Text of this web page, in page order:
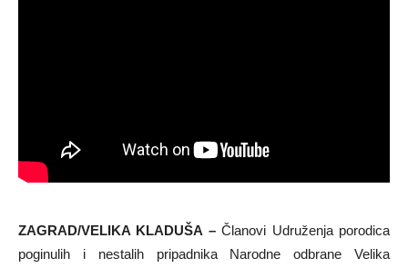
ZAGRAD/VELIKA KLADUŠA –Članovi Udruženja porodica
poginulih i nestalih pripadnika Narodne odbrane Velika